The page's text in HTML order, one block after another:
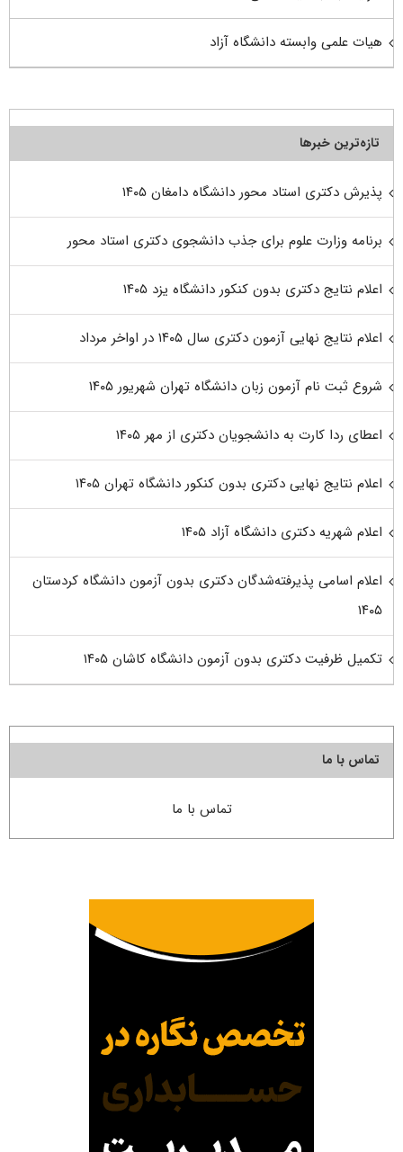
هیات علمی وابسته دانشگاه آزاد
تازه‌ترین خبرها
پذیرش دکتری استاد محور دانشگاه دامغان ۱۴۰۵
برنامه وزارت علوم برای جذب دانشجوی دکتری استاد محور
اعلام نتایج دکتری بدون کنکور دانشگاه یزد ۱۴۰۵
اعلام نتایج نهایی آزمون دکتری سال ۱۴۰۵ در اواخر مرداد
شروع ثبت نام آزمون زبان دانشگاه تهران شهریور ۱۴۰۵
اعطای ردا کارت به دانشجویان دکتری از مهر ۱۴۰۵
اعلام نتایج نهایی دکتری بدون کنکور دانشگاه تهران ۱۴۰۵
اعلام شهریه دکتری دانشگاه آزاد ۱۴۰۵
اعلام اسامی پذیرفته‌شدگان دکتری بدون آزمون دانشگاه کردستان
۱۴۰۵
تکمیل ظرفیت دکتری بدون آزمون دانشگاه کاشان ۱۴۰۵
تماس با ما
تماس با ما